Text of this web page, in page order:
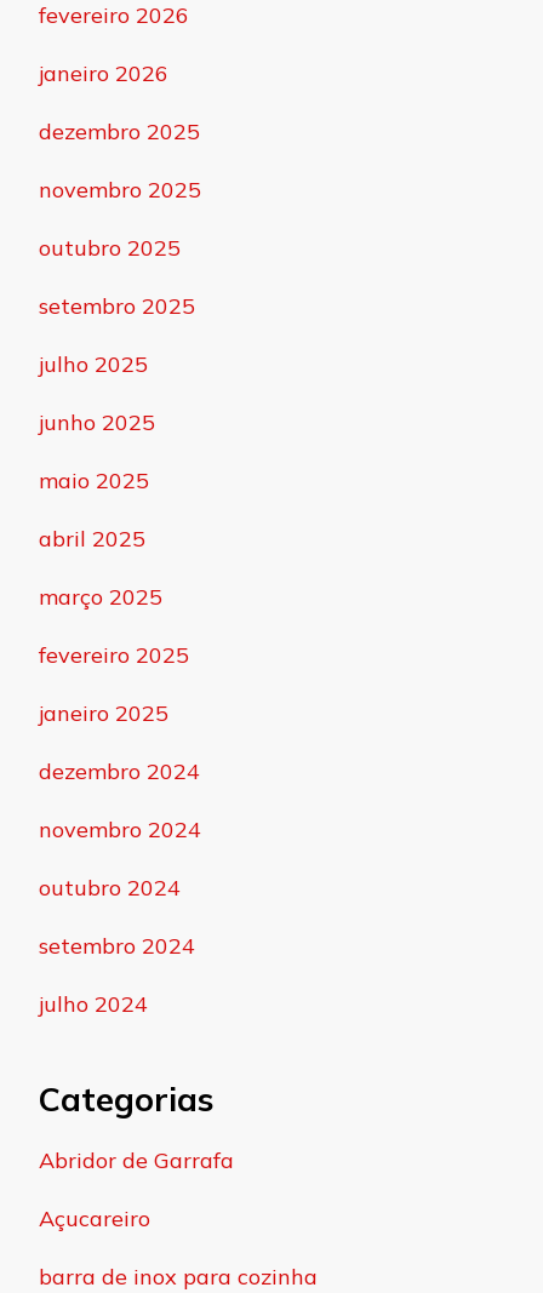
fevereiro 2026
janeiro 2026
dezembro 2025
novembro 2025
outubro 2025
setembro 2025
julho 2025
junho 2025
maio 2025
abril 2025
março 2025
fevereiro 2025
janeiro 2025
dezembro 2024
novembro 2024
outubro 2024
setembro 2024
julho 2024
Categorias
Abridor de Garrafa
Açucareiro
barra de inox para cozinha